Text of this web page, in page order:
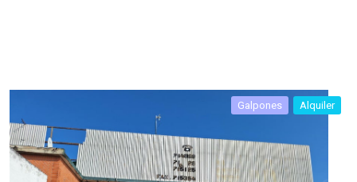
Galpones Alquiler